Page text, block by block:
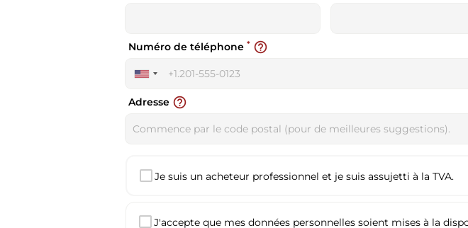
United
+1
Numéro de téléphone * help_outline
Adresse help_outline
Je suis un acheteur professionnel et je suis assujetti à la TVA.
J'accepte que mes données personnelles soient mises à la